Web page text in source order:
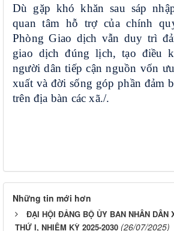
Dù gặp khó khăn sau sáp
quan tâm hỗ trợ của chính
Phòng Giao dịch vẫn duy trì
giao dịch đúng lịch, tạo điều
người dân tiếp cận nguồn vốn
xuất và đời sống góp phần đảm
trên địa bàn các xã./.
Những tin mới hơn
ĐẠI HỘI ĐẢNG BỘ ỦY BAN NHÂN DÂN
THỨ I, NHIỆM KỲ 2025-2030 (26/07/2025)